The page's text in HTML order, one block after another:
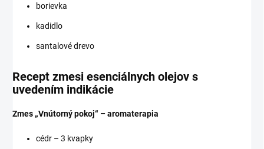
borievka
kadidlo
santalové drevo
Recept zmesi esenciálnych olejov s
uvedením indikácie
Zmes „Vnútorný pokoj“ – aromaterapia
cédr – 3 kvapky